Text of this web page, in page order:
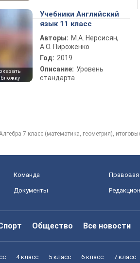
Учебники Английский
язык 11 класс
Авторы: М.А. Нерсисян,
А.О. Пироженко
Год: 2019
Описание: Уровень
стандарта
7 класс (математика, геометрия),
Команда
Документы
Общество Все новости
4 класс 5 класс 6 класс 7 класс